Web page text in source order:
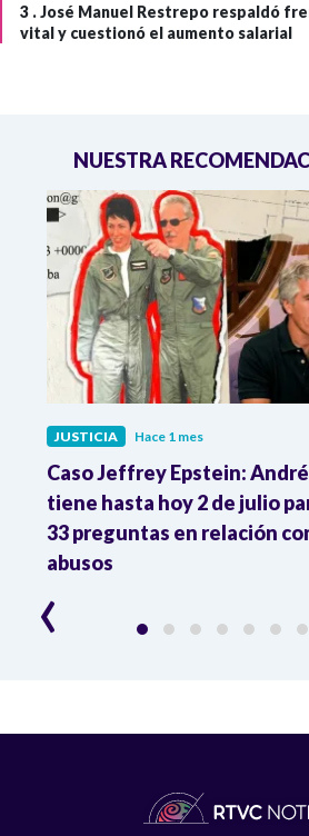
3 .José Manuel Restrepo respaldó
vital y cuestionó el aumento salarial
NUESTRA
JUSTICIA Hace 1 mes
Caso Jeffrey Epstein:
tiene hasta hoy 2 de julio
33 preguntas en relación
abusos
‹